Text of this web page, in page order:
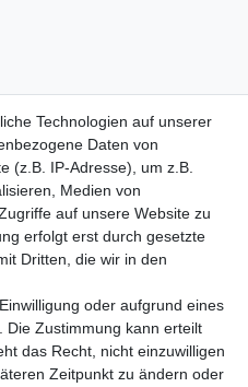
Technologien auf unserer
Daten von
(z.B. IP-Adresse), um z.B.
Medien von
auf unsere Website zu
erfolgt erst durch gesetzte
Dritten, die wir in den
oder aufgrund eines
Die Zustimmung kann erteilt
das Recht, nicht einzuwilligen
Zeitpunkt zu ändern oder